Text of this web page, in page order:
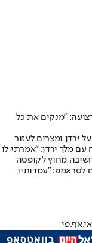
"מנקים את כל
ירדן ומצרים לעזור
מלך ירדן: "אמרתי לו
מחוץ לקופסה
לטראמפ: "עמדותיו